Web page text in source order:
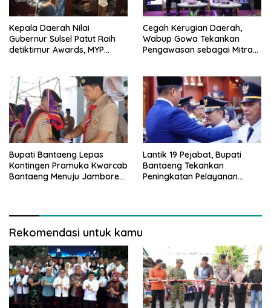
Kepala Daerah Nilai
Gubernur Sulsel Patut Raih
detiktimur Awards, MYP
Cegah Kerugian Daerah,
Wabup Gowa Tekankan
Pengawasan sebagai Mitra
Bupati Bantaeng Lepas
Kontingen Pramuka Kwarcab
Bantaeng Menuju Jambore
Lantik 19 Pejabat, Bupati
Bantaeng Tekankan
Peningkatan Pelayanan
Rekomendasi untuk kamu